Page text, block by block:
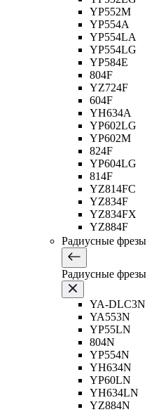
YP552M
YP554A
YP554LA
YP554LG
YP584E
804F
YZ724F
604F
YH634A
YP602LG
YP602M
824F
YP604LG
814F
YZ814FC
YZ834F
YZ834FX
YZ884F
Радиусные фрезы
Радиусные фрезы
YA-DLC3N
YA553N
YP55LN
804N
YP554N
YH634N
YP60LN
YH634LN
YZ884N